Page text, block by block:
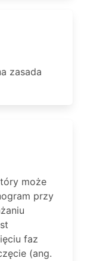
zasada
może
przy
faz
(ang.